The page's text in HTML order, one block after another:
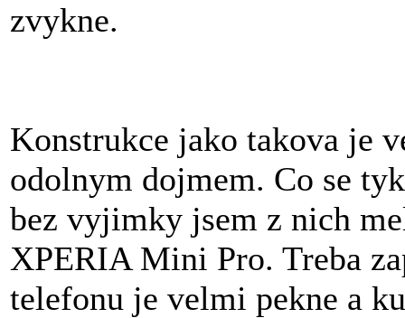
zvykne.
Konstrukce jako takova je
odolnym dojmem. Co se
bez vyjimky jsem z nich
XPERIA Mini Pro. Treba
telefonu je velmi pekne a